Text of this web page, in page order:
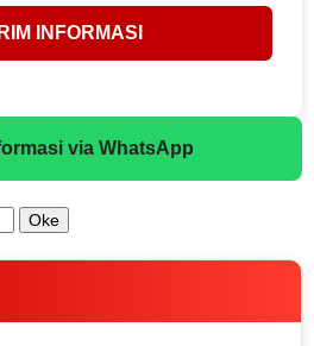
INFORMASI
via WhatsApp